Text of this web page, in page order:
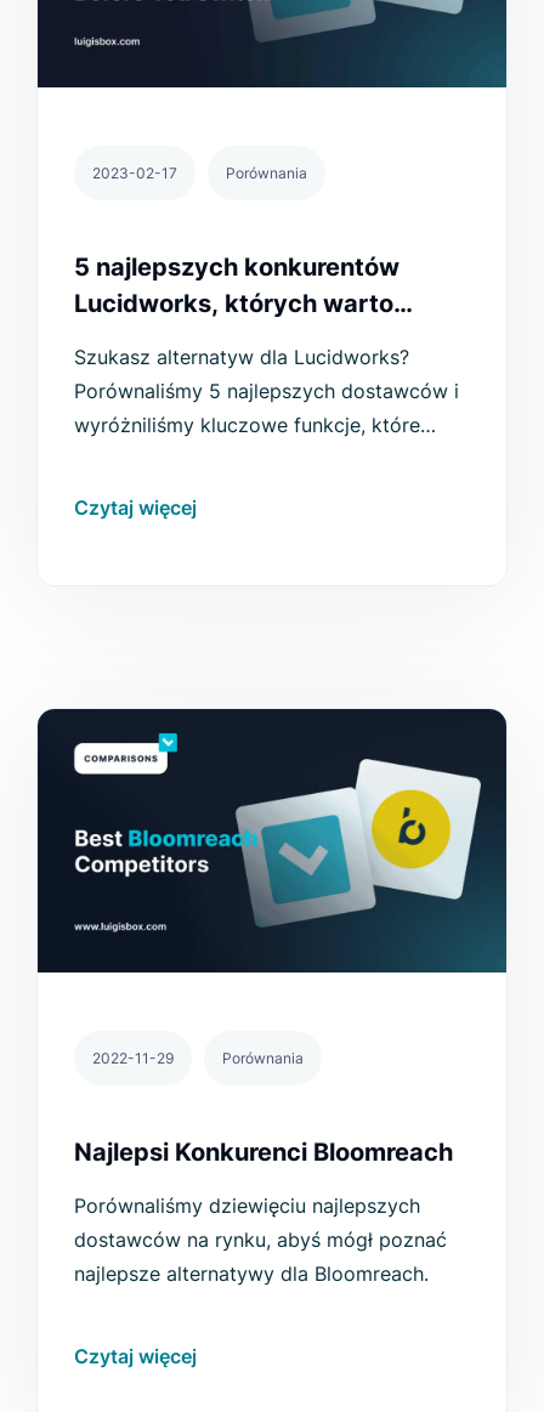
2023-02-17 Porównania
5 najlepszych konkurentów
Lucidworks, których warto
Szukasz alternatyw dla Lucidworks?
Porównaliśmy 5 najlepszych dostawców i
wyróżniliśmy kluczowe funkcje, które
Czytaj więcej
2022-11-29 Porównania
Najlepsi Konkurenci Bloomreach
Porównaliśmy dziewięciu najlepszych
dostawców na rynku, abyś mógł poznać
najlepsze alternatywy dla Bloomreach.
Czytaj więcej